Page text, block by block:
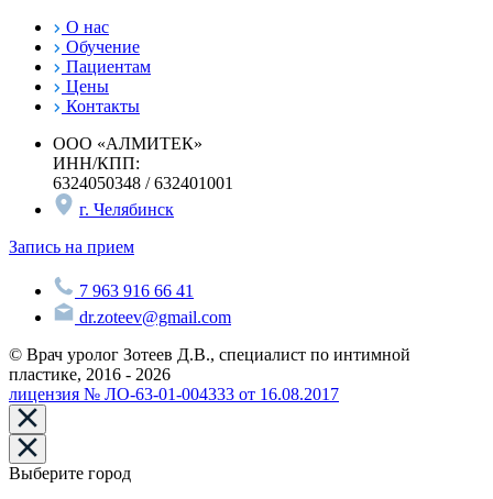
О нас
Обучение
Пациентам
Цены
Контакты
ООО «АЛМИТЕК»
ИНН/КПП:
6324050348 / 632401001
г. Челябинск
Запись на прием
7 963 916 66 41
dr.zoteev@gmail.com
© Врач уролог Зотеев Д.В., специалист по интимной
пластике, 2016 - 2026
лицензия № ЛО-63-01-004333 от 16.08.2017
Выберите город